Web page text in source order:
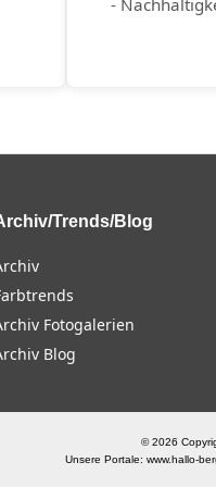
-
Trends/Blog
Fotogalerien
Blog
© 2026
Unsere Portale: www.hallo-